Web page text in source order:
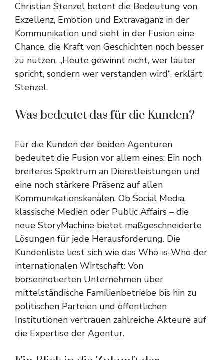
Christian Stenzel betont die Bedeutung von
Exzellenz, Emotion und Extravaganz in der
Kommunikation und sieht in der Fusion eine
Chance, die Kraft von Geschichten noch besser
zu nutzen. „Heute gewinnt nicht, wer lauter
spricht, sondern wer verstanden wird“, erklärt
Stenzel.
Was bedeutet das für die Kunden?
Für die Kunden der beiden Agenturen
bedeutet die Fusion vor allem eines: Ein noch
breiteres Spektrum an Dienstleistungen und
eine noch stärkere Präsenz auf allen
Kommunikationskanälen. Ob Social Media,
klassische Medien oder Public Affairs – die
neue StoryMachine bietet maßgeschneiderte
Lösungen für jede Herausforderung. Die
Kundenliste liest sich wie das Who-is-Who der
internationalen Wirtschaft: Von
börsennotierten Unternehmen über
mittelständische Familienbetriebe bis hin zu
politischen Parteien und öffentlichen
Institutionen vertrauen zahlreiche Akteure auf
die Expertise der Agentur.